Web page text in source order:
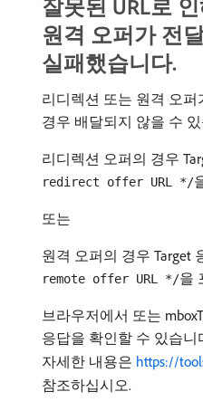
잘못된 URL로
원격 오퍼가 전
실패했습니다.
리디렉션 또는 원격 오퍼
경우 배달되지 않을 수
리디렉션 오퍼의 경우
redirect offer URL */
또는
원격 오퍼의 경우 Target
remote offer URL */을
브라우저에서 또는
응답을 확인할 수 있습니
자세한 내용은 https://
참조하십시오.